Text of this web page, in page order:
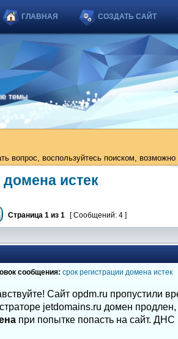
ГЛАВНАЯ СОЗДАТЬ САЙТ
темы
вопрос, воспользуйтесь поиском,
домена истек
Страница 1 из 1 [ Сообщений: 4 ]
сообщения: срок регистрации домена истек
Сайт opdm.ru пропустили
jetdomains.ru домен
при попытке попасть на сайт.